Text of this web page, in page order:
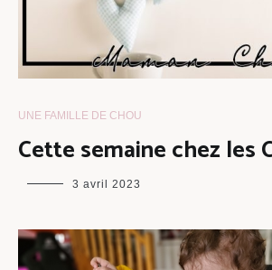
UNE FAMILLE DE CHOU
Cette semaine chez les
maman
3 avril 2023